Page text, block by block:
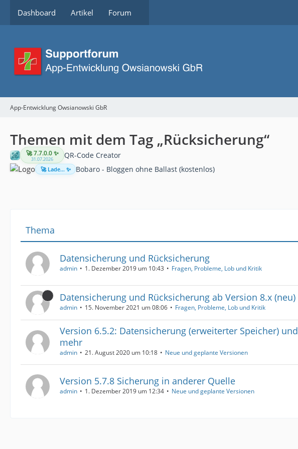
Dashboard Artikel Forum
App-Entwicklung Owsianowski GbR
Themen mit dem Tag „Rücksicherung“
🚀 7.7.0.0 ✨
31.07.2026 QR-Code Creator
🚀 Lade... ✨ Bobaro - Bloggen ohne Ballast (kostenlos)
Thema
Datensicherung und Rücksicherung
admin 1. Dezember 2019 um 10:43 Fragen, Probleme, Lob und Kritik
Datensicherung und Rücksicherung ab Version 8.x (neu)
admin 15. November 2021 um 08:06 Fragen, Probleme, Lob und Kritik
Version 6.5.2: Datensicherung (erweiterter Speicher) und
mehr
admin 21. August 2020 um 10:18 Neue und geplante Versionen
Version 5.7.8 Sicherung in anderer Quelle
admin 1. Dezember 2019 um 12:34 Neue und geplante Versionen